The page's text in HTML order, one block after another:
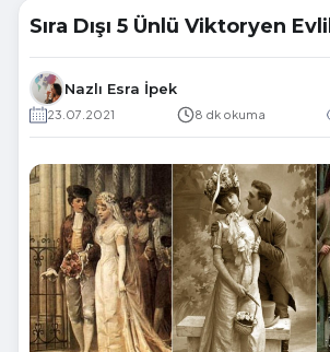
Sıra Dışı 5 Ünlü Viktoryen
Nazlı Esra İpek
23.07.2021 8 dk okuma